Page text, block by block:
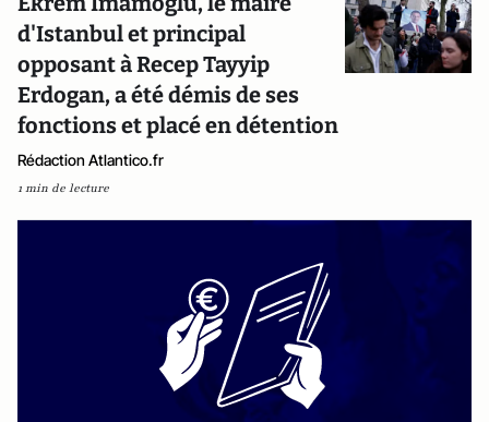
d'Istanbul et principal
opposant à Recep Tayyip
Erdogan, a été démis de ses
fonctions et placé en détention
Rédaction Atlantico.fr
1 min de lecture